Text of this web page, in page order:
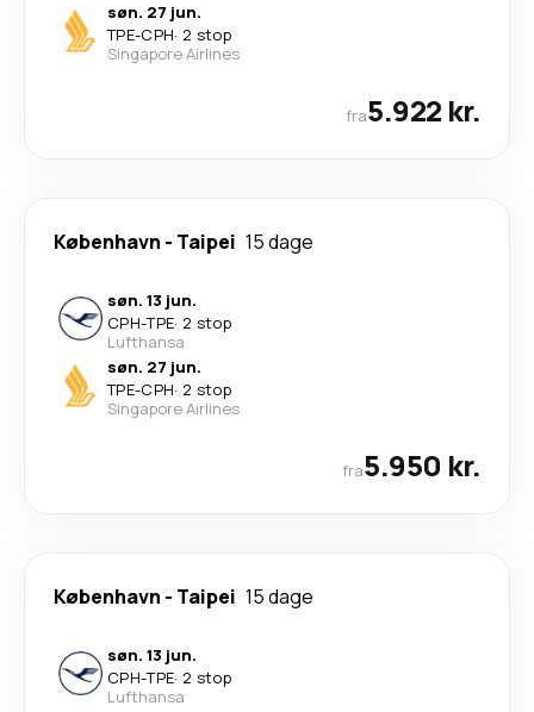
søn. 27 jun.
TPE-CPH· 2 stop
Singapore Airlines
fra5.922 kr.
København - Taipei 15 dage
søn. 13 jun.
CPH-TPE· 2 stop
Lufthansa
søn. 27 jun.
TPE-CPH· 2 stop
Singapore Airlines
fra5.950 kr.
København - Taipei 15 dage
søn. 13 jun.
CPH-TPE· 2 stop
Lufthansa